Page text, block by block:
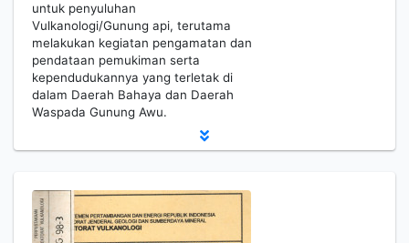
untuk penyuluhan
Vulkanologi/Gunung api, terutama
melakukan kegiatan pengamatan dan
pendataan pemukiman serta
kependudukannya yang terletak di
dalam Daerah Bahaya dan Daerah
Waspada Gunung Awu.